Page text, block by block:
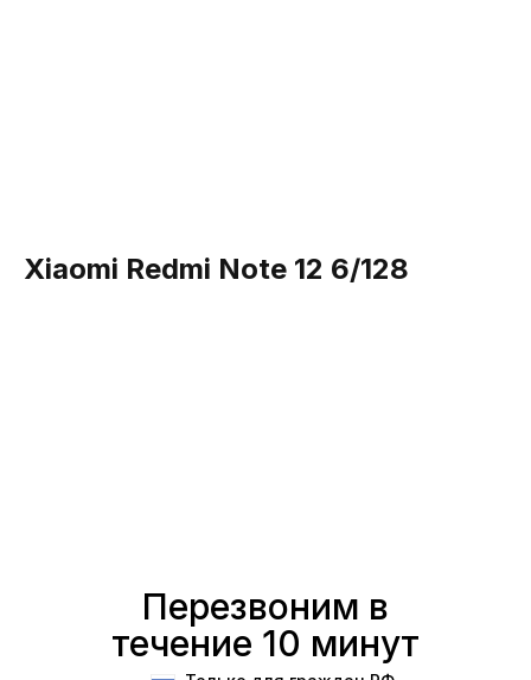
Xiaomi Redmi Note 12 6/128
Перезвоним в
течение 10 минут